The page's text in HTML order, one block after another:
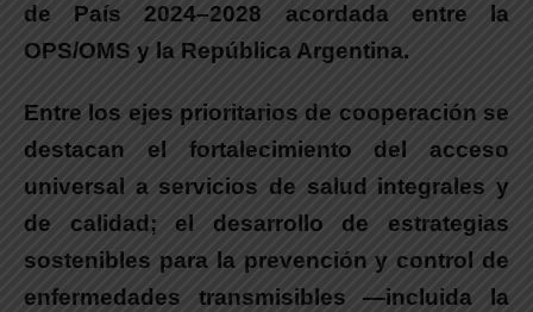
de País 2024–2028 acordada entre la
OPS/OMS y la República Argentina.
Entre los ejes prioritarios de cooperación se
destacan el fortalecimiento del acceso
universal a servicios de salud integrales y
de calidad; el desarrollo de estrategias
sostenibles para la prevención y control de
enfermedades transmisibles —incluida la